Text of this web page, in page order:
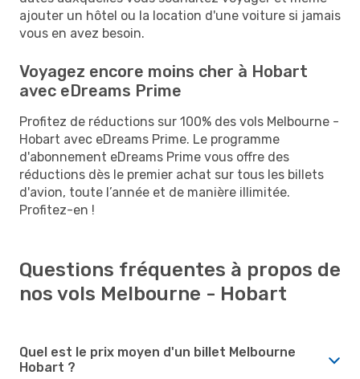
ajouter un hôtel ou la location d'une voiture si jamais
vous en avez besoin.
Voyagez encore moins cher à Hobart
avec eDreams Prime
Profitez de réductions sur 100% des vols Melbourne -
Hobart avec eDreams Prime. Le programme
d'abonnement eDreams Prime vous offre des
réductions dès le premier achat sur tous les billets
d'avion, toute l’année et de manière illimitée.
Profitez-en !
Questions fréquentes à propos de
nos vols Melbourne - Hobart
Quel est le prix moyen d'un billet Melbourne
Hobart ?